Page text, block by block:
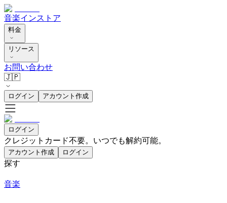
音楽インストア
料金
リソース
お問い合わせ
🇯🇵
ログイン アカウント作成
ログイン
クレジットカード不要。いつでも解約可能。
アカウント作成 ログイン
探す
音楽